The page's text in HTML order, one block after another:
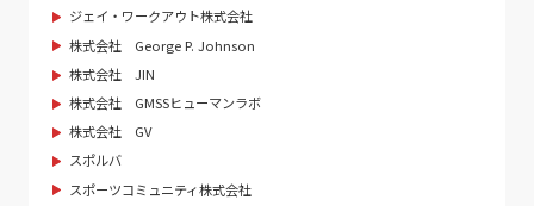
ジェイ・ワークアウト株式会社
株式会社 George P. Johnson
株式会社 JIN
株式会社 GMSSヒューマンラボ
株式会社 GV
スポルバ
スポーツコミュニティ株式会社